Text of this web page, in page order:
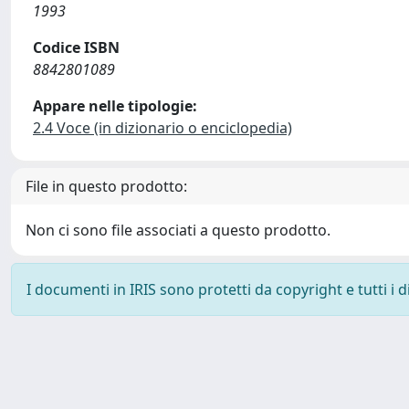
1993
Codice ISBN
8842801089
Appare nelle tipologie:
2.4 Voce (in dizionario o enciclopedia)
File in questo prodotto:
Non ci sono file associati a questo prodotto.
I documenti in IRIS sono protetti da copyright e tutti i